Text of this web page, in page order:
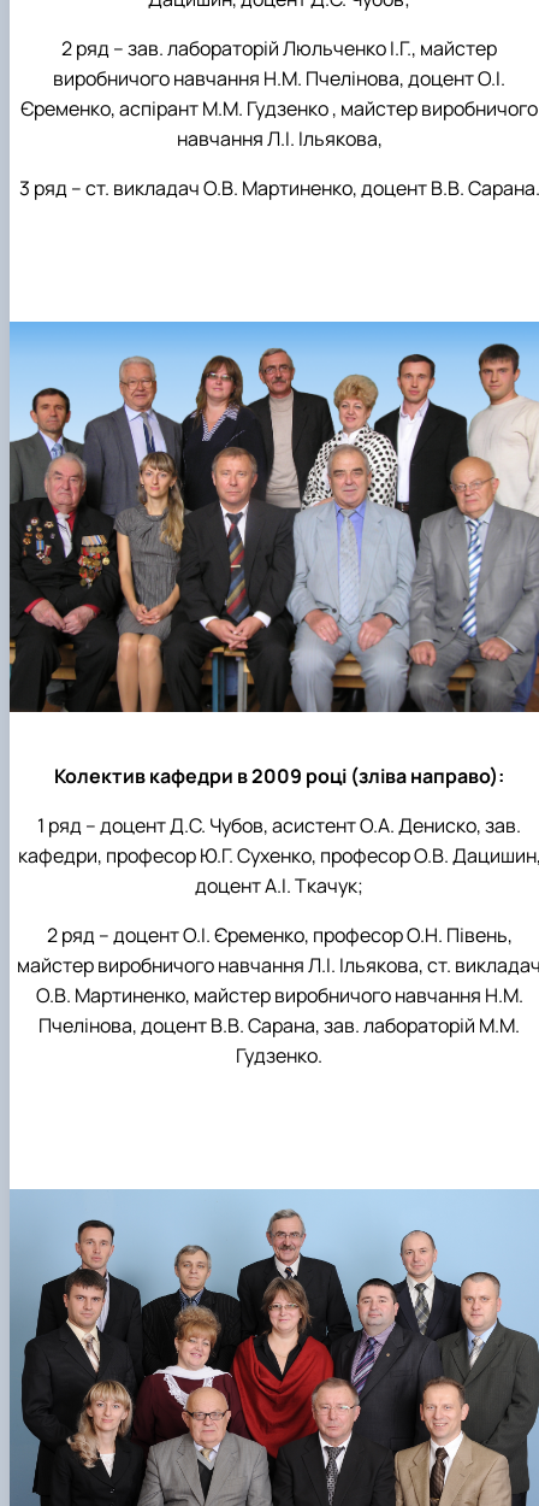
2 ряд – зав. лабораторій Люльченко І.Г., майстер
виробничого навчання Н.М. Пчелінова, доцент О.І.
Єременко, аспірант М.М. Гудзенко , майстер виробничого
навчання Л.І. Ільякова,
3 ряд – ст. викладач О.В. Мартиненко, доцент В.В. Сарана.
Колектив кафедри в 2009 році (зліва направо):
1 ряд – доцент Д.С. Чубов, асистент О.А. Дениско, зав.
кафедри, професор Ю.Г. Сухенко, професор О.В.
доцент А.І. Ткачук;
2 ряд – доцент О.І. Єременко, професор О.Н. Півень,
майстер виробничого навчання Л.І. Ільякова, ст.
О.В. Мартиненко, майстер виробничого навчання Н.М.
Пчелінова, доцент В.В. Сарана, зав. лабораторій М.М.
Гудзенко.